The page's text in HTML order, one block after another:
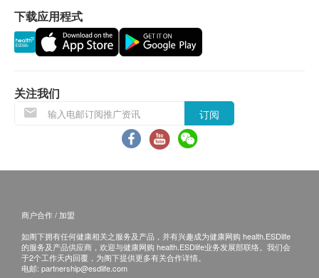
讯号悬挂或黑色暴雨警告生效时，送货服务时间将
会延迟。
所有订单须视乎相关货品的供应情况再作最后确
或电邮通知顾客再作安排。
应最少有12个月或以上。
退换条款：
1. 当顾客收取已订购之货品时，有责任检查货品是否
有损毁情况，一经确认签收，恕不接受退换。
2. 退换产品必须包装完整，如退换之产品有任何残缺
下载应用程式
关注我们
订阅
商户合作 / 加盟
如阁下拥有任何健康相关之服务及产品，并有兴趣成为健康网购 health.ESDlife
的服务及产品供应商，欢迎与健康网购 health.ESDlife业务发展部联络。我们会
于2个工作天内回覆，为阁下提供更多有关合作详情。
电邮: partnership@esdlife.com